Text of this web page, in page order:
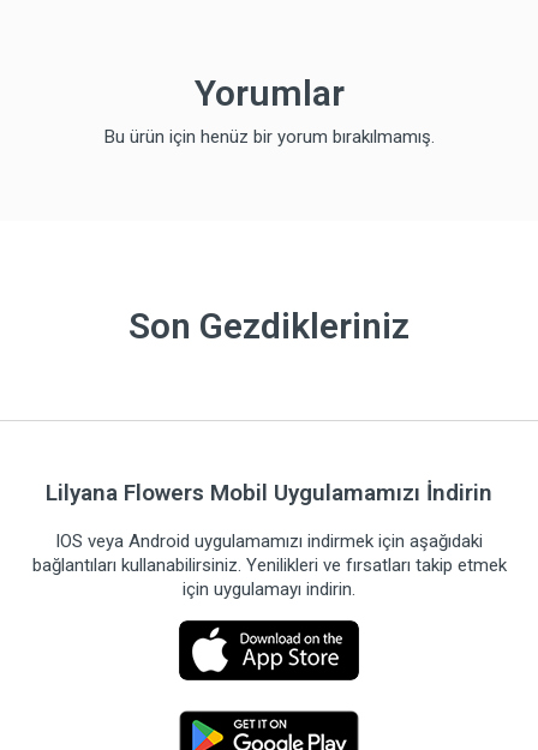
Yorumlar
Bu ürün için henüz bir yorum bırakılmamış.
Son Gezdikleriniz
Lilyana Flowers Mobil Uygulamamızı İndirin
IOS veya Android uygulamamızı indirmek için aşağıdaki
bağlantıları kullanabilirsiniz. Yenilikleri ve fırsatları takip etmek
için uygulamayı indirin.